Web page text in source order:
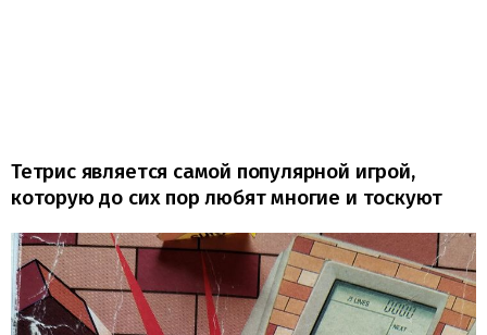
Тетрис является самой популярной игрой,
которую до сих пор любят многие и тоскуют